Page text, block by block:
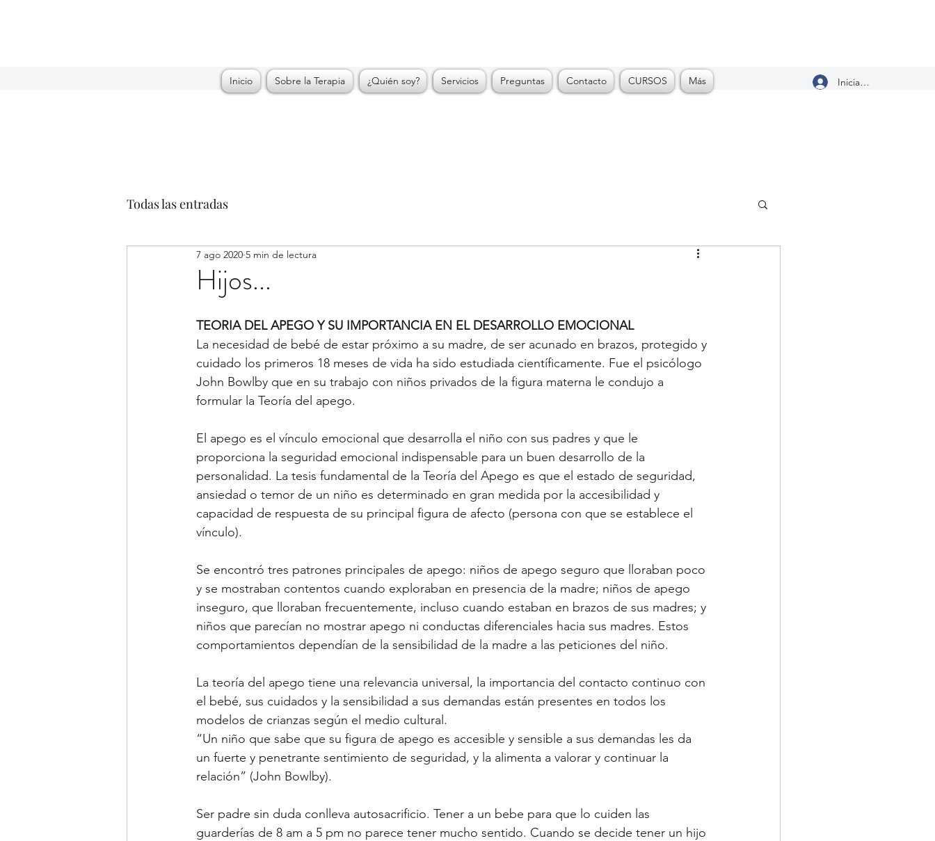
Inicio Sobre la Terapia ¿Quién soy? Servicios Preguntas Contacto CURSOS Más Iniciar sesión
Todas las entradas
Hijos...
7 ago 2020 5 min de lectura
TEORIA DEL APEGO Y SU IMPORTANCIA EN EL DESARROLLO EMOCIONAL
La necesidad de bebé de estar próximo a su madre, de ser acunado en brazos, protegido y
cuidado los primeros 18 meses de vida ha sido estudiada científicamente. Fue el psicólogo
John Bowlby que en su trabajo con niños privados de la figura materna le condujo a
formular la Teoría del apego.
El apego es el vínculo emocional que desarrolla el niño con sus padres y que le
proporciona la seguridad emocional indispensable para un buen desarrollo de la
personalidad. La tesis fundamental de la Teoría del Apego es que el estado de seguridad,
ansiedad o temor de un niño es determinado en gran medida por la accesibilidad y
capacidad de respuesta de su principal figura de afecto (persona con que se establece el
vínculo).
Se encontró tres patrones principales de apego: niños de apego seguro que lloraban poco
y se mostraban contentos cuando exploraban en presencia de la madre; niños de apego
inseguro, que lloraban frecuentemente, incluso cuando estaban en brazos de sus madres; y
niños que parecían no mostrar apego ni conductas diferenciales hacia sus madres. Estos
comportamientos dependían de la sensibilidad de la madre a las peticiones del niño.
La teoría del apego tiene una relevancia universal, la importancia del contacto continuo con
el bebé, sus cuidados y la sensibilidad a sus demandas están presentes en todos los
modelos de crianzas según el medio cultural.
“Un niño que sabe que su figura de apego es accesible y sensible a sus demandas les da
un fuerte y penetrante sentimiento de seguridad, y la alimenta a valorar y continuar la
relación” (John Bowlby).
Ser padre sin duda conlleva autosacrificio. Tener a un bebe para que lo cuiden las
guarderías de 8 am a 5 pm no parece tener mucho sentido. Cuando se decide tener un hijo